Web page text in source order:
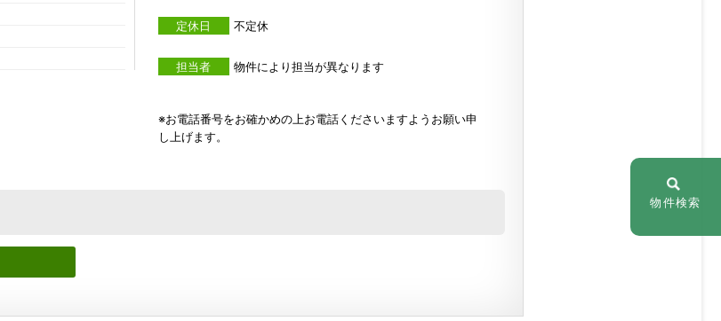
定休日 不定休
担当者 物件により担当が異なります
※お電話番号をお確かめの上お電話くださいますようお願い申
し上げます。
物件検索